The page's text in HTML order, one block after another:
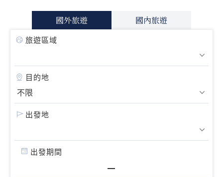
國外旅遊 國內旅遊
旅遊區域
目的地
出發地
出發期間